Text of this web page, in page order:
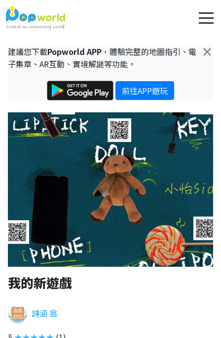
×
建議您下載Popworld APP ，體驗完整的地圖指引、電
子集章、AR互動、實境解謎等功能。
前往APP遊玩
我的新遊戲
詩涵 翁